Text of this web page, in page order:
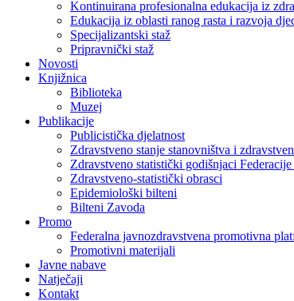
Kontinuirana profesionalna edukacija iz
Edukacija iz oblasti ranog rasta i razvoja
Specijalizantski staž
Pripravnički staž
Novosti
Knjižnica
Biblioteka
Muzej
Publikacije
Publicistička djelatnost
Zdravstveno stanje stanovništva i
Zdravstveno statistički godišnjaci
Zdravstveno-statistički obrasci
Epidemiološki bilteni
Bilteni Zavoda
Promo
Federalna javnozdravstvena promotivna
Promotivni materijali
Javne nabave
Natječaji
Kontakt